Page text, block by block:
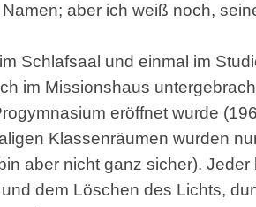
aber ich weiß noch,
Schlafsaal und einmal im
im Missionshaus
eröffnet wurde
Klassenräumen wurden
aber nicht ganz sicher). Jeder
dem Löschen des Lichts,